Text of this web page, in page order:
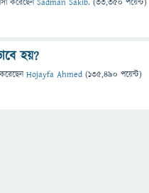
করেছেনSadman Sakib. (33,350 পয়েন্ট)
হয়?
করেছেনHojayfa Ahmed (135,490 পয়েন্ট)